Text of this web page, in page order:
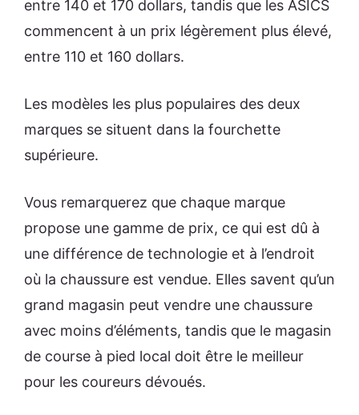
entre 140 et 170 dollars, tandis que les ASICS
commencent à un prix légèrement plus élevé,
entre 110 et 160 dollars.
Les modèles les plus populaires des deux
marques se situent dans la fourchette
supérieure.
Vous remarquerez que chaque marque
propose une gamme de prix, ce qui est dû à
une différence de technologie et à l’endroit
où la chaussure est vendue. Elles savent qu’un
grand magasin peut vendre une chaussure
avec moins d’éléments, tandis que le magasin
de course à pied local doit être le meilleur
pour les coureurs dévoués.